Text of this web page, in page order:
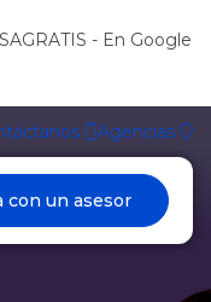
GRATIS - En Google
Agencias
con un asesor